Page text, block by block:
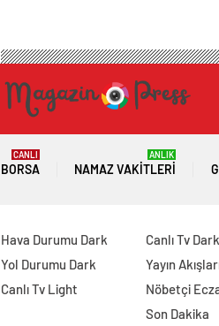
BORSA
CANLI
NAMAZ VAKITLERI
ANLIK
Hava Durumu Dark
Yol Durumu Dark
Canlı Tv Light
Canlı Tv Dark
Yayın
Nöbetçi
Son Dakika